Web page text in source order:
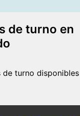
de turno en
de turno